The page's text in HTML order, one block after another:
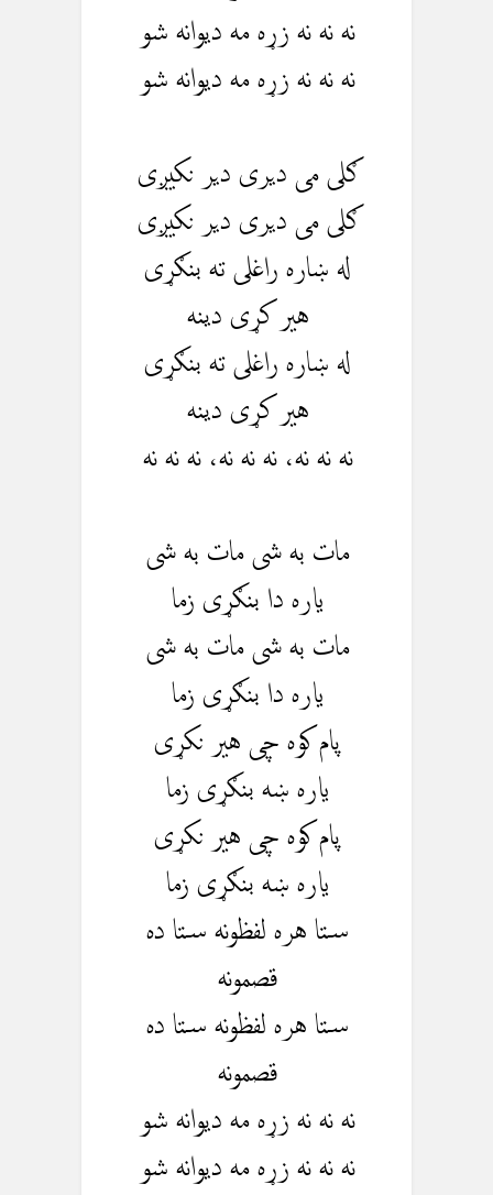
نه نه نه زړه مه دیوانه شو
نه نه نه زړه مه دیوانه شو
ګلی می دیری دیر نکیږی
ګلی می دیری دیر نکیږی
له ښاره راغلی ته بنګړی
هیر کړی دینه
له ښاره راغلی ته بنګړی
هیر کړی دینه
نه نه نه، نه نه نه، نه نه نه
مات به شی مات به شی
یاره دا بنګړی زما
مات به شی مات به شی
یاره دا بنګړی زما
پام کوه چی هیر نکړی
یاره ښه بنګړی زما
پام کوه چی هیر نکړی
یاره ښه بنګړی زما
ستا هره لفظونه ستا ده
قصمونه
ستا هره لفظونه ستا ده
قصمونه
نه نه نه زړه مه دیوانه شو
نه نه نه زړه مه دیوانه شو